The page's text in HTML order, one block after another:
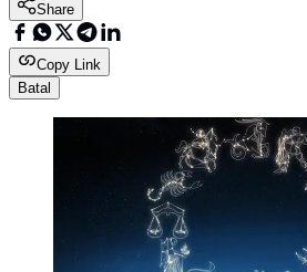
Share
Copy Link
Batal